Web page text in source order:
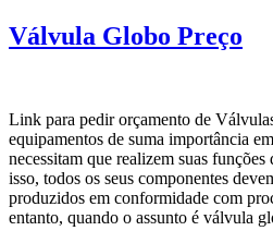
Válvula Globo Preço
Link para pedir orçamento de
equipamentos de suma importância
necessitam que realizem suas funções
isso, todos os seus componentes
produzidos em conformidade com
entanto, quando o assunto é válvula